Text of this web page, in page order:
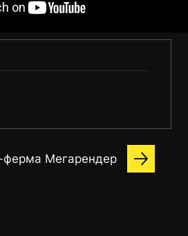
Мегарендер